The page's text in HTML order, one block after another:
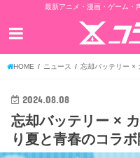
最新アニメ・漫画・ゲーム・
HOME ニュース 忘却バッテリー ×
2024.08.08
忘却バッテリー ×
り夏と青春のコラ